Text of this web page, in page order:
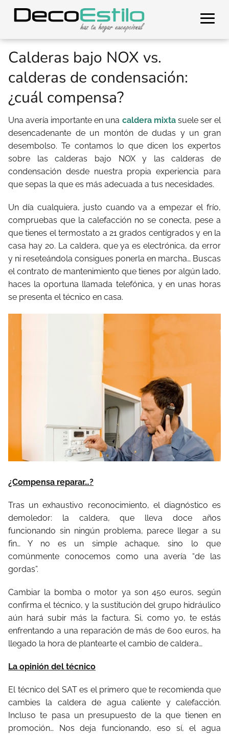
Calderas bajo NOX vs.
calderas de condensación:
¿cuál compensa?
Una avería importante en una caldera mixtasuele ser el
desencadenante de un montón de dudas y un gran
desembolso. Te contamos lo que dicen los expertos
sobre las calderas bajo NOX y las calderas de
condensación desde nuestra propia experiencia para
que sepas la que es más adecuada a tus necesidades.
Un día cualquiera, justo cuando va a empezar el frío,
compruebas que la calefacción no se conecta, pese a
que tienes el termostato a 21 grados centígrados y en la
casa hay 20. La caldera, que ya es electrónica, da error
y ni reseteándola consigues ponerla en marcha… Buscas
el contrato de mantenimiento que tienes por algún lado,
haces la oportuna llamada telefónica, y en unas horas
se presenta el técnico en casa.
¿Compensa reparar…?
Tras un exhaustivo reconocimiento, el diagnóstico es
demoledor: la caldera, que lleva doce años
funcionando sin ningún problema, parece llegar a su
fin… Y no es un simple achaque, sino lo que
comúnmente conocemos como una avería “de las
gordas”.
Cambiar la bomba o motor ya son 450 euros, según
confirma el técnico, y la sustitución del grupo hidráulico
aún hará subir más la factura. Si, como yo, te estás
enfrentando a una reparación de más de 600 euros, ha
llegado la hora de plantearte el cambio de caldera…
La opinión del técnico
El técnico del SAT es el primero que te recomienda que
cambies la caldera de agua caliente y calefacción.
Incluso te pasa un presupuesto de la que tienen en
promoción… Nos deja funcionando, eso sí, el agua